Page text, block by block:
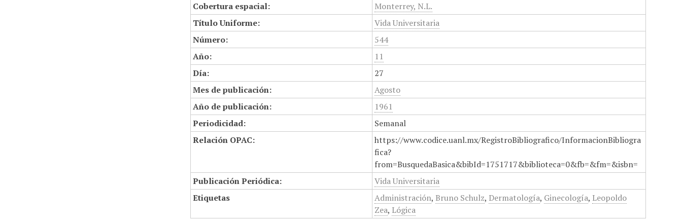
Cobertura espacial:
Monterrey, N.L.
Título Uniforme:
Vida Universitaria
Número:
544
Año:
11
Día:
27
Mes de publicación:
Agosto
Año de publicación:
1961
Periodicidad:
Semanal
Relación OPAC:
https://www.codice.uanl.mx/RegistroBibliografico/InformacionBibliogra
fica?
from=BusquedaBasica&bibId=1751717&biblioteca=0&fb=&fm=&isbn=
Publicación Periódica:
Vida Universitaria
Etiquetas
Administración, Bruno Schulz, Dermatología, Ginecología, Leopoldo
Zea, Lógica